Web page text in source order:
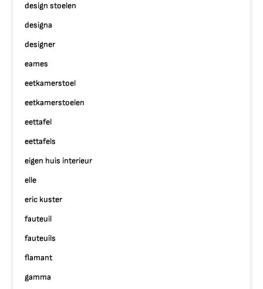
design stoelen
designa
designer
eames
eetkamerstoel
eetkamerstoelen
eettafel
eettafels
eigen huis interieur
elle
eric kuster
fauteuil
fauteuils
flamant
gamma